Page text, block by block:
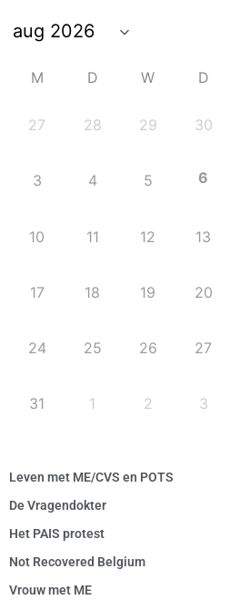
M D W D
27 28 29 30
3 4 5 6
10 11 12 13
17 18 19 20
24 25 26 27
31 1 2 3
Leven met ME/CVS en POTS
De Vragendokter
Het PAIS protest
Not Recovered Belgium
Vrouw met ME